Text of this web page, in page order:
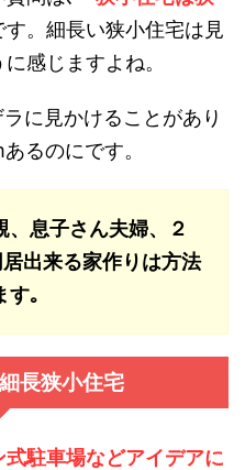
す。細長い狭小住宅は見
感じますよね。
に見かけることがあり
るのにです。
、息子さん夫婦、２
出来る家作りは方法
す｡
長狭小住宅
駐車場などアイデアに